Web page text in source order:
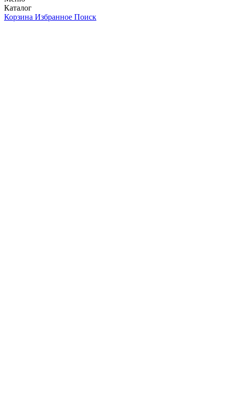
Каталог
Корзина Избранное Поиск